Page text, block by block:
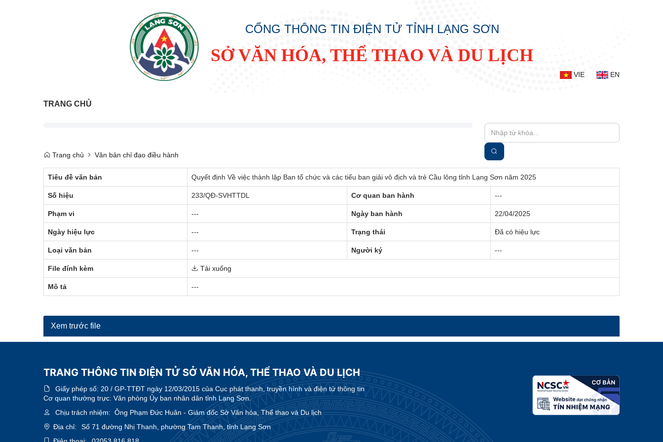
CỔNG THÔNG TIN ĐIỆN TỬ TỈNH LẠNG SƠN
SỞ VĂN HÓA, THỂ THAO VÀ DU LỊCH
VIE EN
TRANG CHỦ
Trang chủ Văn bản chỉ đạo điều hành
Tiêu đề văn bản Quyết định Về việc thành lập Ban tổ chức và các tiểu ban giải vô địch và trẻ Cầu lông tỉnh Lạng Sơn năm 2025
Số hiệu 233/QĐ-SVHTTDL Cơ quan ban hành ---
Phạm vi --- Ngày ban hành 22/04/2025
Ngày hiệu lực --- Trạng thái Đã có hiệu lực
Loại văn bản --- Người ký ---
File đính kèm Tải xuống
Mô tả ---
Xem trước file
TRANG THÔNG TIN ĐIỆN TỬ SỞ VĂN HÓA, THỂ THAO VÀ DU LỊCH
Giấy phép số: 20 / GP-TTĐT ngày 12/03/2015 của Cục phát thanh, truyền hình và điện tử thông tin
Cơ quan thường trực: Văn phòng Ủy ban nhân dân tỉnh Lạng Sơn.
Chịu trách nhiệm: Ông Phạm Đức Huân - Giám đốc Sở Văn hóa, Thể thao và Du lịch
Địa chỉ:
Số 71 đường Nhị Thanh, phường Tam Thanh, tỉnh Lạng Sơn